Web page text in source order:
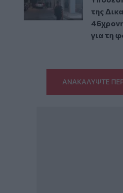
της
για τη
ΑΝΑΚΑΛΥΨΤΕ